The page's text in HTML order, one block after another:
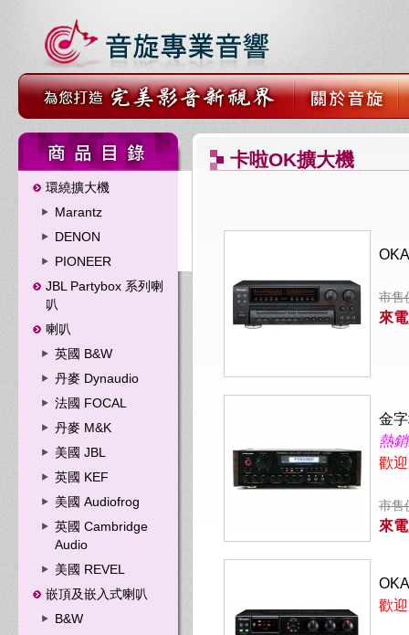
環繞擴大機
Marantz
DENON
PIONEER
JBL Partybox 系列喇
叭
喇叭
英國 B&W
丹麥 Dynaudio
法國 FOCAL
丹麥 M&K
美國 JBL
英國 KEF
美國 Audiofrog
英國 Cambridge
Audio
美國 REVEL
嵌頂及嵌入式喇叭
B&W
卡啦OK擴大機
市售
來
金
熱
歡
市售
來
歡